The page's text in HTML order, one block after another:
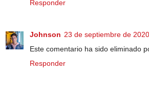
Responder
Johnson 23 de septiembre de
Este comentario ha sido eliminado
Responder